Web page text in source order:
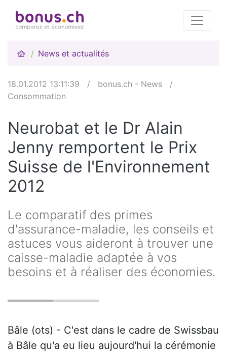
News et actualités
18.01.2012 13:11:39 / bonus.ch - News
/
Consommation
Neurobat et le Dr Alain
Jenny remportent le Prix
Suisse de l'Environnement
2012
Le comparatif des primes
d'assurance-maladie, les conseils et
astuces vous aideront à trouver une
caisse-maladie adaptée à vos
besoins et à réaliser des économies.
Bâle (ots) - C'est dans le cadre de Swissbau
à Bâle qu'a eu lieu aujourd'hui la cérémonie